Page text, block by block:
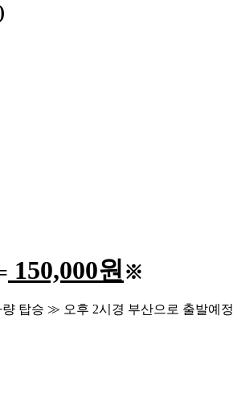
150,000원 ※
탑승 ≫ 오후 2시경 부산으로 출발예정